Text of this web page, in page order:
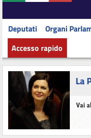
Deputati Organi
Accesso rapido
La
Vai